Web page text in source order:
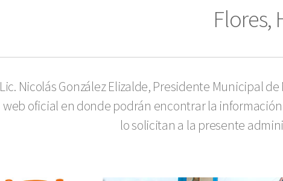
Flores,
Lic. Nicolás González Elizalde, Presidente Municipal
web oficial en donde podrán encontrar la
lo solicitan a la presente